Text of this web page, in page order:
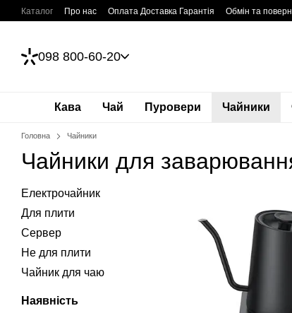
Перейти до основного контенту
Каталог Про нас Оплата Доставка Гарантія Обмін та
098 800-60-20
Кава Чай Пуровери Чайники
Головна Чайники
Чайники для
Електрочайник
Для плити
Сервер
Не для плити
Чайник для чаю
Наявність